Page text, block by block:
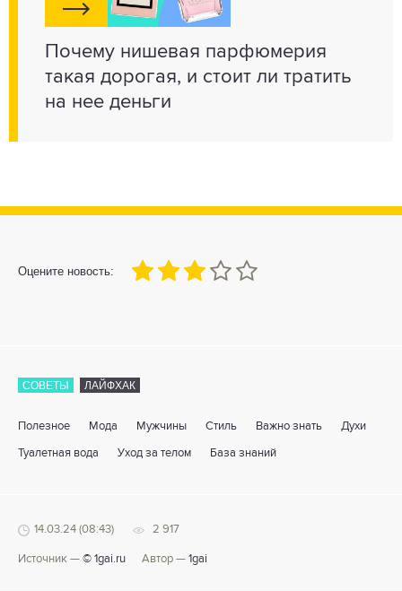
Почему нишевая парфюмерия
такая дорогая, и стоит ли тратить
на нее деньги
Оцените новость:
60
1 3 4 5
СОВЕТЫ ЛАЙФХАК
Полезное Мода Мужчины Стиль Важно знать Духи
Туалетная вода Уход за телом База знаний
14.03.24 (08:43) 2 917
Источник — © 1gai.ru Автор — 1gai